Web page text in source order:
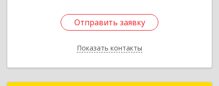
Отправить заявку
Показать контакты
Отправить заявку
Назад